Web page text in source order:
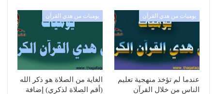
يوميات من هدي القرآن
عندما لم تؤخذ منهجية تعليم
الناس من خلال القرآن
يوميات من هدي القرآن
الغاية من الصلاة هو ذكر الله
(أقم الصلاة لذكري) إضافة